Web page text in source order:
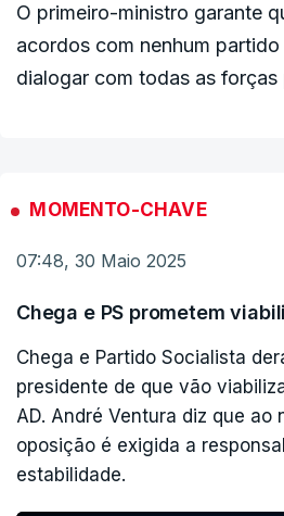
O primeiro-ministro garante
acordos com nenhum
dialogar com todas as forças
MOMENTO-CHAVE
07:48, 30 Maio 2025
Chega e PS prometem
Chega e Partido Socialista
presidente de que vão
AD. André Ventura diz que ao
oposição é exigida a
estabilidade.